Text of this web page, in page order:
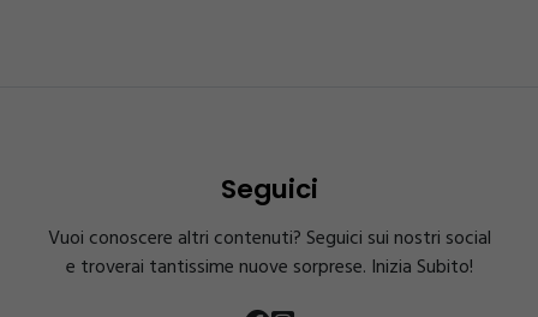
Seguici
Vuoi conoscere altri contenuti? Seguici sui nostri social
e troverai tantissime nuove sorprese. Inizia Subito!